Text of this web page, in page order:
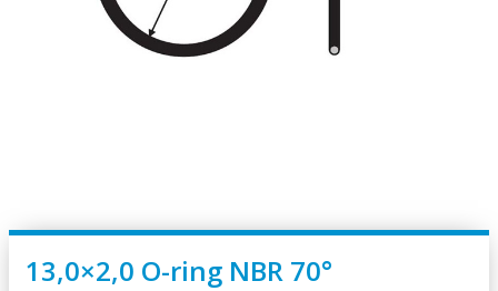
13,0×2,0 O-ring NBR 70°